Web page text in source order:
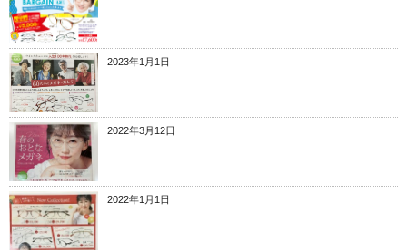
2023年1月1日
2022年3月12日
2022年1月1日